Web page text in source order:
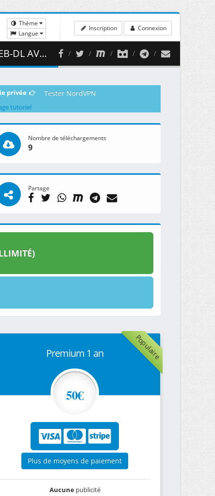
Thème
Langue
Inscription Connexion
458.89 MB )
privée Tester NordVPN
tutoriel
Nombre de téléchargements
9
Partage
Populaire
Premium 1 an
50€
Plus de moyens de paiement
Aucunepublicité